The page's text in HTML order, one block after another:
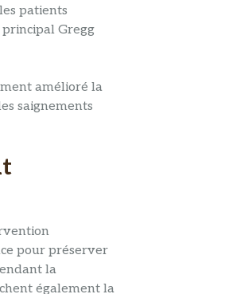
patients
Gregg
amélioré la
saignements
pour préserver
la
également la